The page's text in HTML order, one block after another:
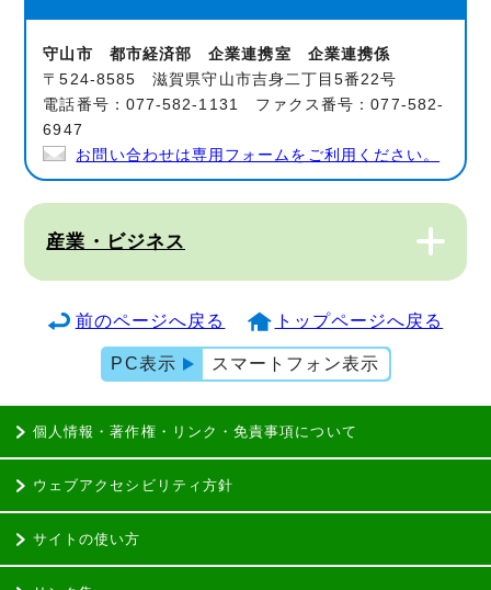
守山市 都市経済部 企業連携室 企業連携係
〒524-8585 滋賀県守山市吉身二丁目5番22号
電話番号：077-582-1131 ファクス番号：077-582-
6947
お問い合わせは専用フォームをご利用ください。
産業・ビジネス
前のページへ戻る トップページへ戻る
PC表示 スマートフォン表示
個人情報・著作権・リンク・免責事項について
ウェブアクセシビリティ方針
サイトの使い方